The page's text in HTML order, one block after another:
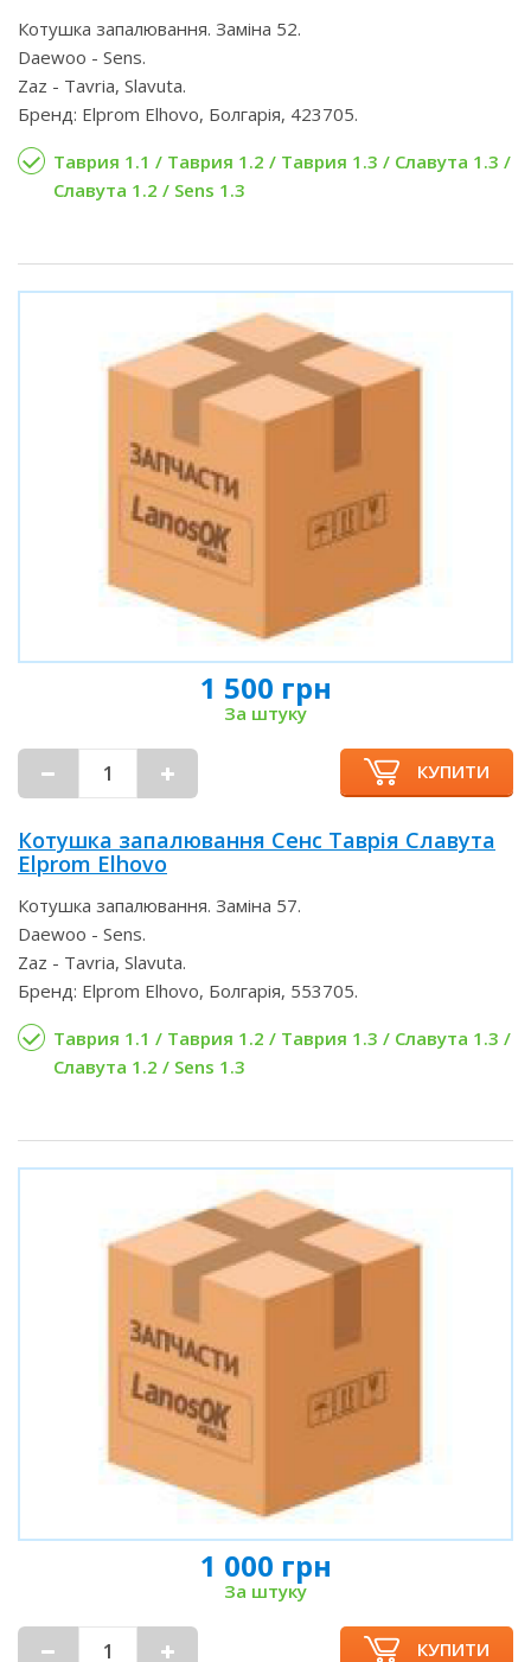
Котушка запалювання. Заміна 52.
Daewoo - Sens.
Zaz - Tavria, Slavuta.
Бренд: Elprom Elhovo, Болгарія, 423705.
Таврия 1.1 / Таврия 1.2 / Таврия 1.3 / Славута 1.3 /
Славута 1.2 / Sens 1.3
1 500 грн
За штуку
КУПИТИ
Котушка запалювання Сенс Таврія Славута
Elprom Elhovo
Котушка запалювання. Заміна 57.
Daewoo - Sens.
Zaz - Tavria, Slavuta.
Бренд: Elprom Elhovo, Болгарія, 553705.
Таврия 1.1 / Таврия 1.2 / Таврия 1.3 / Славута 1.3 /
Славута 1.2 / Sens 1.3
1 000 грн
За штуку
КУПИТИ